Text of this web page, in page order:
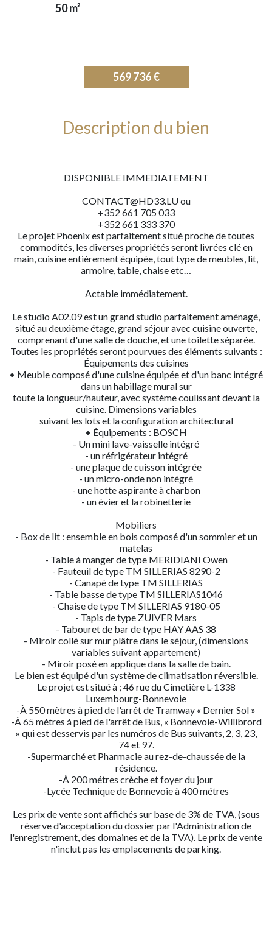
50 m²
569 736 €
Description du bien
DISPONIBLE IMMEDIATEMENT
CONTACT@HD33.LU ou
+352 661 705 033
+352 661 333 370
Le projet Phoenix est parfaitement situé proche de toutes
commodités, les diverses propriétés seront livrées clé en
main, cuisine entièrement équipée, tout type de meubles, lit,
armoire, table, chaise etc…
Actable immédiatement.
Le studio A02.09 est un grand studio parfaitement aménagé,
situé au deuxième étage, grand séjour avec cuisine ouverte,
comprenant d'une salle de douche, et une toilette séparée.
Toutes les propriétés seront pourvues des éléments suivants :
Équipements des cuisines
• Meuble composé d'une cuisine équipée et d'un banc intégré
dans un habillage mural sur
toute la longueur/hauteur, avec système coulissant devant la
cuisine. Dimensions variables
suivant les lots et la configuration architectural
• Équipements : BOSCH
- Un mini lave-vaisselle intégré
- un réfrigérateur intégré
- une plaque de cuisson intégrée
- un micro-onde non intégré
- une hotte aspirante à charbon
- un évier et la robinetterie
Mobiliers
- Box de lit : ensemble en bois composé d'un sommier et un
matelas
- Table à manger de type MERIDIANI Owen
- Fauteuil de type TM SILLERIAS 8290-2
- Canapé de type TM SILLERIAS
- Table basse de type TM SILLERIAS1046
- Chaise de type TM SILLERIAS 9180-05
- Tapis de type ZUIVER Mars
- Tabouret de bar de type HAY AAS 38
- Miroir collé sur mur plâtre dans le séjour, (dimensions
variables suivant appartement)
- Miroir posé en applique dans la salle de bain.
Le bien est équipé d'un système de climatisation réversible.
Le projet est situé à ; 46 rue du Cimetière L-1338
Luxembourg-Bonnevoie
-À 550 mètres à pied de l'arrêt de Tramway « Dernier Sol »
-À 65 métres á pied de l'arrêt de Bus, « Bonnevoie-Willibrord
» qui est desservis par les numéros de Bus suivants, 2, 3, 23,
74 et 97.
-Supermarché et Pharmacie au rez-de-chaussée de la
résidence.
-À 200 métres crèche et foyer du jour
-Lycée Technique de Bonnevoie à 400 métres
Les prix de vente sont affichés sur base de 3% de TVA, (sous
réserve d'acceptation du dossier par l'Administration de
l'enregistrement, des domaines et de la TVA). Le prix de vente
n'inclut pas les emplacements de parking.